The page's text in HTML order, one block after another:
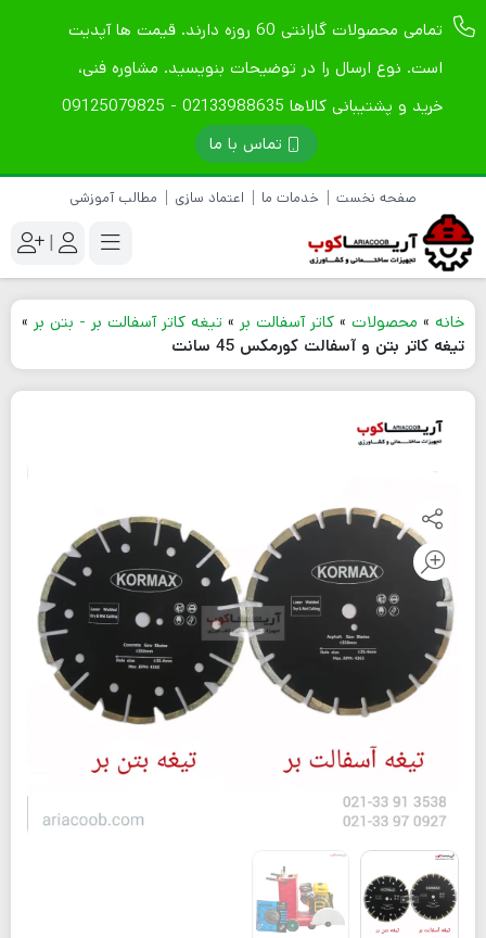
تمامی محصولات گارانتی 60 روزه دارند. قیمت ها آپدیت
است. نوع ارسال را در توضیحات بنویسید. مشاوره فنی،
خرید و پشتیبانی کالاها 02133988635 - 09125079825
تماس با ما
صفحه نخست خدمات ما اعتماد سازی مطالب آموزشی
|
خانه » محصولات » کاتر آسفالت بر » تیغه کاتر آسفالت بر - بتن بر »
تیغه کاتر بتن و آسفالت کورمکس 45 سانت